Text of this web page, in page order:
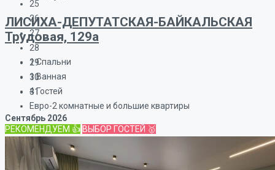
25
26
27
28
29
30
31
Сентябрь 2026
Пн
Вт
ЛИСИХА-ДЕПУТАТСКАЯ-БАЙКАЛЬСКАЯ
Трудовая, 129а
1 Спальни
1 Ванная
4Гостей
Евро-2 комнатные и большие квартиры
РЕКОМЕНДУЕМ 👍 ВЫБОР ГОСТЕЙ 🥇